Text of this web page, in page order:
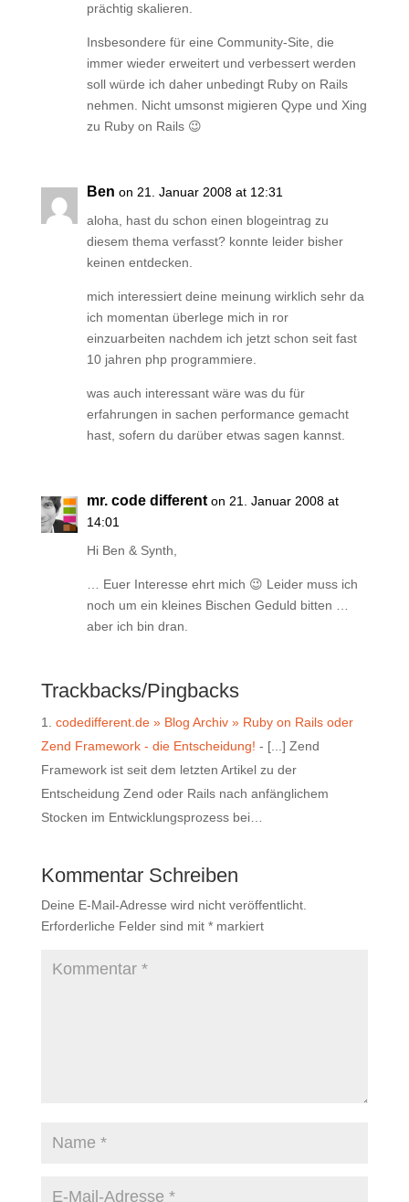
prächtig skalieren.
Insbesondere für eine Community-Site, die
immer wieder erweitert und verbessert werden
soll würde ich daher unbedingt Ruby on Rails
nehmen. Nicht umsonst migieren Qype und Xing
zu Ruby on Rails 😉
Ben on 21. Januar 2008 at 12:31
aloha, hast du schon einen blogeintrag zu
diesem thema verfasst? konnte leider bisher
keinen entdecken.
mich interessiert deine meinung wirklich sehr da
ich momentan überlege mich in ror
einzuarbeiten nachdem ich jetzt schon seit fast
10 jahren php programmiere.
was auch interessant wäre was du für
erfahrungen in sachen performance gemacht
hast, sofern du darüber etwas sagen kannst.
mr. code different on 21. Januar 2008 at
14:01
Hi Ben & Synth,
… Euer Interesse ehrt mich 😉 Leider muss ich
noch um ein kleines Bischen Geduld bitten …
aber ich bin dran.
Trackbacks/Pingbacks
codedifferent.de » Blog Archiv » Ruby on Rails oder
Zend Framework - die Entscheidung! - [...] Zend
Framework ist seit dem letzten Artikel zu der
Entscheidung Zend oder Rails nach anfänglichem
Stocken im Entwicklungsprozess bei…
Kommentar Schreiben
Deine E-Mail-Adresse wird nicht veröffentlicht.
Erforderliche Felder sind mit *markiert